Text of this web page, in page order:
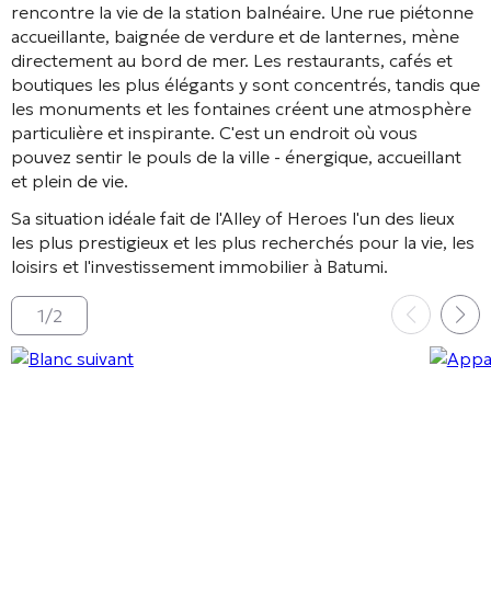
rencontre la vie de la station balnéaire. Une rue piétonne
accueillante, baignée de verdure et de lanternes, mène
directement au bord de mer. Les restaurants, cafés et
boutiques les plus élégants y sont concentrés, tandis que
les monuments et les fontaines créent une atmosphère
particulière et inspirante. C'est un endroit où vous
pouvez sentir le pouls de la ville - énergique, accueillant
et plein de vie.
Sa situation idéale fait de l'Alley of Heroes l'un des lieux
les plus prestigieux et les plus recherchés pour la vie, les
loisirs et l'investissement immobilier à Batumi.
1/2